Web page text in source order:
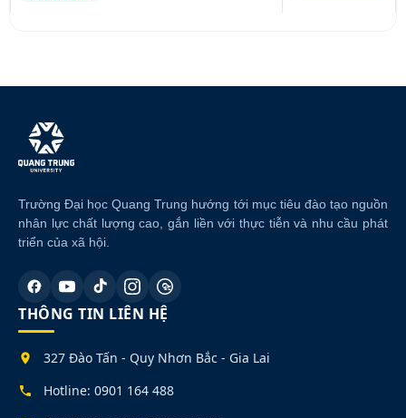
Trường Đại học Quang Trung hướng tới mục tiêu đào tạo nguồn
nhân lực chất lượng cao, gắn liền với thực tiễn và nhu cầu phát
triển của xã hội.
THÔNG TIN LIÊN HỆ
327 Đào Tấn - Quy Nhơn Bắc - Gia Lai
Hotline: 0901 164 488